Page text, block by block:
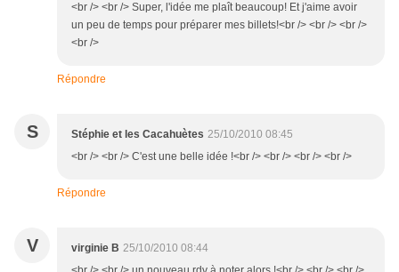
<br /> <br /> Super, l'idée me plaît beaucoup! Et j'aime avoir
un peu de temps pour préparer mes billets!<br /> <br /> <br />
<br />
Répondre
S Stéphie et les Cacahuètes 25/10/2010 08:45
<br /> <br /> C'est une belle idée !<br /> <br /> <br /> <br />
Répondre
V virginie B 25/10/2010 08:44